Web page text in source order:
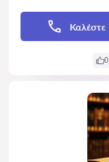
Καλέστε
0